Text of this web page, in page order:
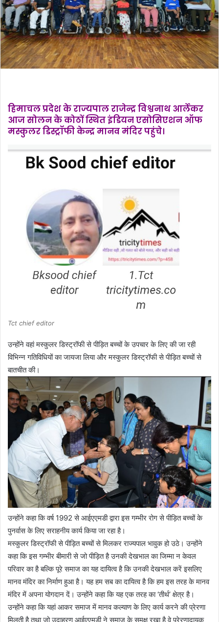
हिमाचल प्रदेश के राज्यपाल राजेन्द्र विश्वनाथ आर्लेकर
आज सोलन के कोठों स्थित इंडियन एसोसिएशन ऑफ
मस्कुलर डिस्ट्रॉफी केन्द्र मानव मंदिर पहुंचे।
Tct chief editor
उन्होंने वहां मस्कुलर डिस्ट्रॉफी से पीड़ित बच्चों के उपचार के लिए की जा रही
विभिन्न गतिविधियों का जायजा लिया और मस्कुलर डिस्ट्रॉफी से पीड़ित बच्चों से
बातचीत की।
उन्होंने कहा कि वर्ष 1992 से आईएएमडी द्वारा इस गम्भीर रोग से पीड़ित बच्चों के
पुनर्वास के लिए सराहनीय कार्य किया जा रहा है।
मस्कुलर डिस्ट्रॉफी से पीड़ित बच्चों से मिलकर राज्यपाल भावुक हो उठे। उन्होंने
कहा कि इस गम्भीर बीमारी से जो पीड़ित है उनकी देखभाल का जिम्मा न केवल
परिवार का है बल्कि पूरे समाज का यह दायित्व है कि उनकी देखभाल करें इसलिए
मानव मंदिर का निर्माण हुआ है। यह हम सब का दायित्व है कि हम इस तरह के मानव
मंदिर में अपना योगदान दें। उन्होंने कहा कि यह एक तरह का ‘तीर्थ’ क्षेत्र है।
उन्होंने कहा कि यहां आकर समाज में मानव कल्याण के लिए कार्य करने की प्रेरणा
मिलती है तथा जो उदाहरण आईएएमडी ने समाज के समक्ष रखा है वे प्रेरणादायक